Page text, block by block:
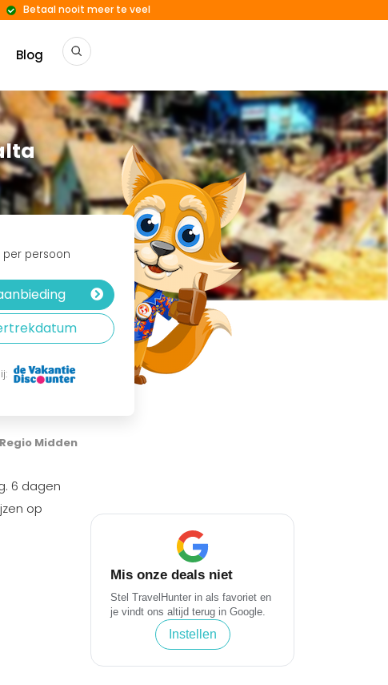
Blog
Betaal nooit meer te veel
per persoon
Midden
6 dagen
op
Mis onze deals niet
Stel TravelHunter in als favoriet en
je vindt ons altijd terug in Google.
Instellen